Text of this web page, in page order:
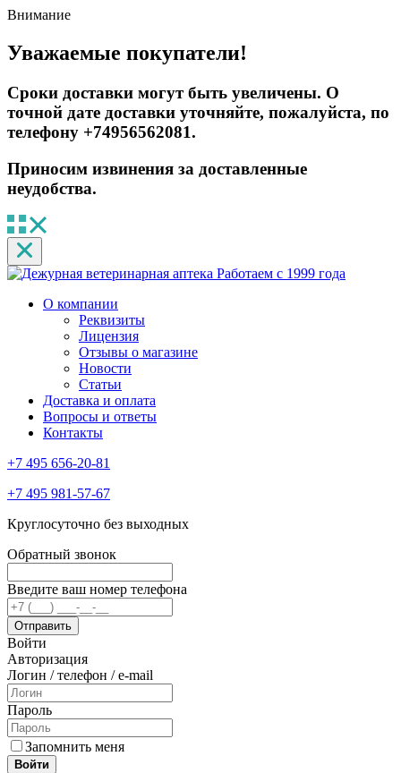
Внимание
Уважаемые покупатели!
Сроки доставки могут быть увеличены. О
точной дате доставки уточняйте, пожалуйста, по
телефону +74956562081.
Приносим извинения за доставленные
неудобства.
Работаем с 1999 года
О компании
Реквизиты
Лицензия
Отзывы о магазине
Новости
Статьи
Доставка и оплата
Вопросы и ответы
Контакты
+7 495 656-20-81
+7 495 981-57-67
Круглосуточно без выходных
Обратный звонок
Введите ваш номер телефона
Войти
Авторизация
Логин / телефон / e-mail
Пароль
Запомнить меня
Войти